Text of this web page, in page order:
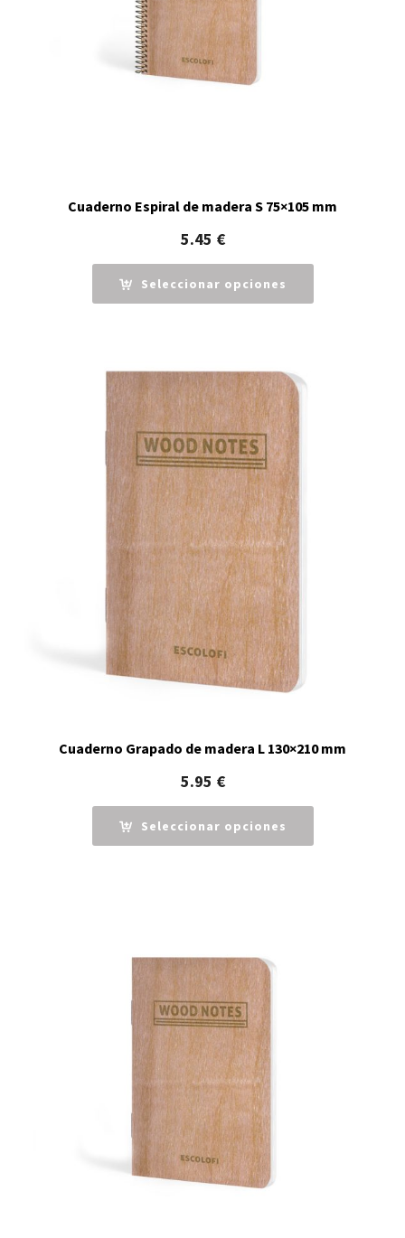
Cuaderno Espiral de madera S 75×105 mm
5.45 €
Seleccionar opciones
Cuaderno Grapado de madera L 130×210 mm
5.95 €
Seleccionar opciones